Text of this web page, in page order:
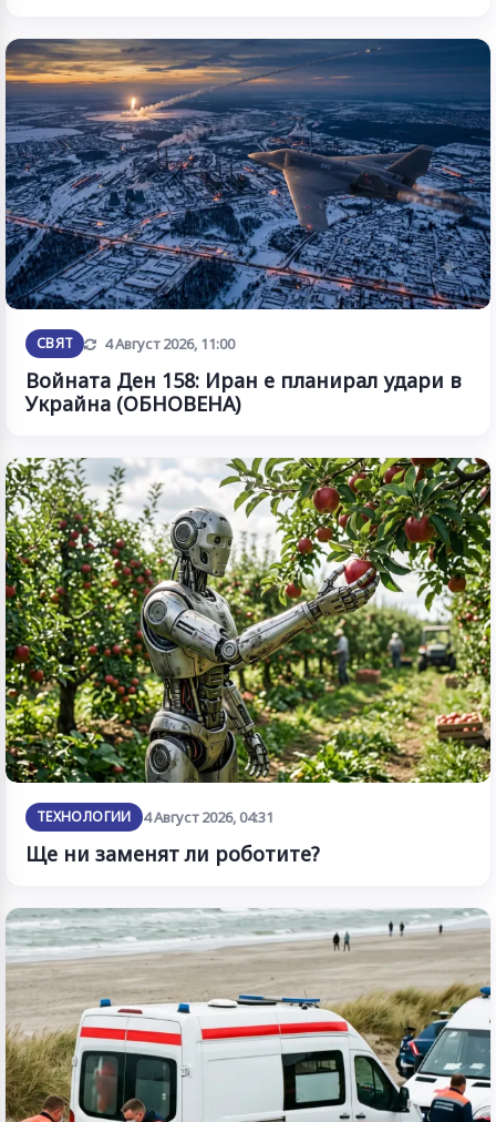
СВЯТ Обновена
4 Август 2026, 11:00
Войната Ден 158: Иран е планирал удари в
Украйна (ОБНОВЕНА)
ТЕХНОЛОГИИ 4 Август 2026, 04:31
Ще ни заменят ли роботите?